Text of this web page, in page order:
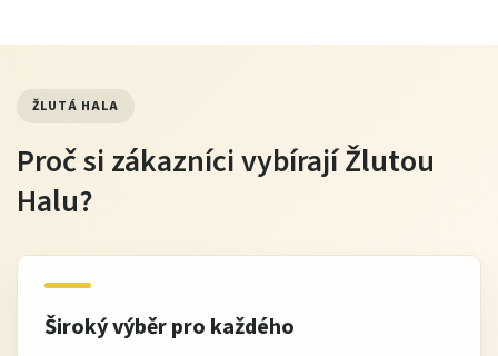
ŽLUTÁ HALA
Proč si zákazníci vybírají Žlutou
Halu?
Široký výběr pro každého